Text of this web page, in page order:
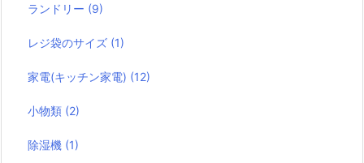
ランドリー (9)
レジ袋のサイズ (1)
家電(キッチン家電) (12)
小物類 (2)
除湿機 (1)